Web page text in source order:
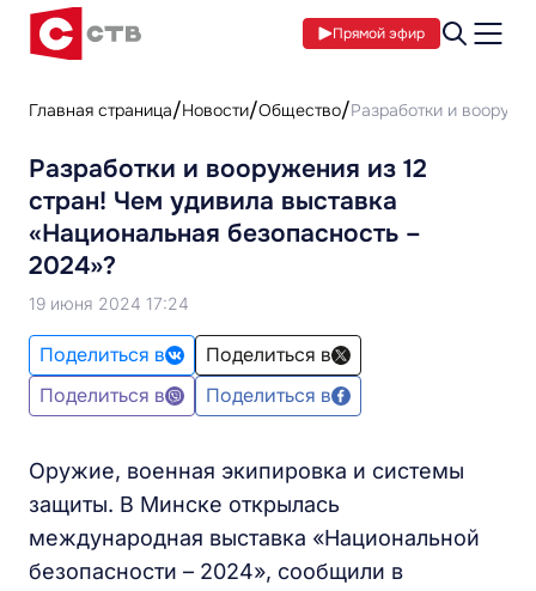
Прямой эфир
Главная страница Новости Общество Разработки и
Разработки и вооружения из 12
стран! Чем удивила выставка
«Национальная безопасность –
2024»?
19 июня 2024 17:24
Поделиться в
Поделиться в
Поделиться в
Поделиться в
Оружие, военная экипировка и системы
защиты. В Минске открылась
международная выставка «Национальной
безопасности – 2024», сообщили в